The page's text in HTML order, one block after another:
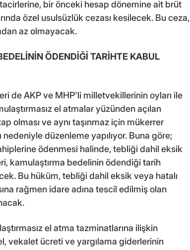
bir önceki hesap dönemine ait brüt
özel usulsüzlük cezası kesilecek. Bu ceza,
az olmayacak.
ÖDENDİĞİ TARİHTE KABUL
de AKP ve MHP'li milletvekillerinin oyları ile
el atmalar yüzünden açılan
olması ve aynı taşınmaz için mükerrer
düzenleme yapılıyor. Buna göre;
ödenmesi halinde, tebliği dahil eksik
kamulaştırma bedelinin ödendiği tarih
Bu hüküm, tebliği dahil eksik veya hatalı
rağmen idare adına tescil edilmiş olan
el atma tazminatlarına ilişkin
vekalet ücreti ve yargılama giderlerinin